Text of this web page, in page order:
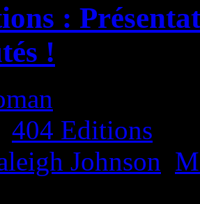
:
!
404 Editions
Johnson